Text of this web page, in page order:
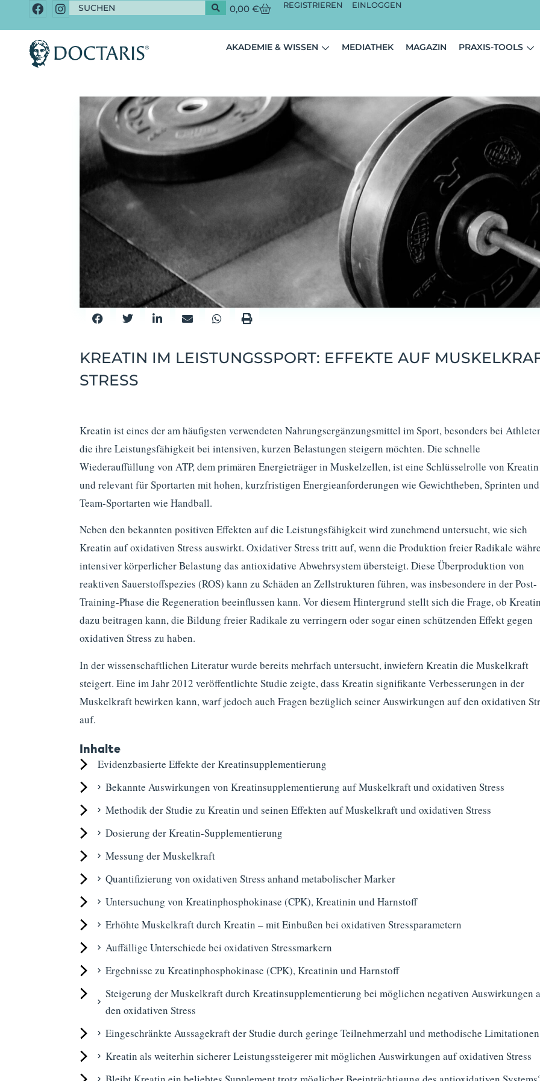
0,00€ REGISTRIEREN EINLOGGEN
AKADEMIE & WISSEN MEDIATHEK MAGAZIN PRAXIS-TOOLS
KREATIN IM LEISTUNGSSPORT: EFFEKTE AUF
STRESS
Kreatin ist eines der am häufigsten verwendeten Nahrungsergänzungsmittel im Sport, besonders bei
die ihre Leistungsfähigkeit bei intensiven, kurzen Belastungen steigern möchten. Die schnelle
Wiederauffüllung von ATP, dem primären Energieträger in Muskelzellen, ist eine Schlüsselrolle von Kreatin
und relevant für Sportarten mit hohen, kurzfristigen Energieanforderungen wie Gewichtheben, Sprinten und
Team-Sportarten wie Handball.
Neben den bekannten positiven Effekten auf die Leistungsfähigkeit wird zunehmend untersucht, wie sich
Kreatin auf oxidativen Stress auswirkt. Oxidativer Stress tritt auf, wenn die Produktion freier Radikale
intensiver körperlicher Belastung das antioxidative Abwehrsystem übersteigt. Diese Überproduktion von
reaktiven Sauerstoffspezies (ROS) kann zu Schäden an Zellstrukturen führen, was insbesondere in der Post-
Training-Phase die Regeneration beeinflussen kann. Vor diesem Hintergrund stellt sich die Frage, ob
dazu beitragen kann, die Bildung freier Radikale zu verringern oder sogar einen schützenden Effekt gegen
oxidativen Stress zu haben.
In der wissenschaftlichen Literatur wurde bereits mehrfach untersucht, inwiefern Kreatin die Muskelkraft
steigert. Eine im Jahr 2012 veröffentlichte Studie zeigte, dass Kreatin signifikante Verbesserungen in der
Muskelkraft bewirken kann, warf jedoch auch Fragen bezüglich seiner Auswirkungen auf den oxidativen
auf.
Inhalte
Evidenzbasierte Effekte der Kreatinsupplementierung
Bekannte Auswirkungen von Kreatinsupplementierung auf Muskelkraft und oxidativen Stress
Methodik der Studie zu Kreatin und seinen Effekten auf Muskelkraft und oxidativen Stress
Dosierung der Kreatin-Supplementierung
Messung der Muskelkraft
Quantifizierung von oxidativen Stress anhand metabolischer Marker
Untersuchung von Kreatinphosphokinase (CPK), Kreatinin und Harnstoff
Erhöhte Muskelkraft durch Kreatin – mit Einbußen bei oxidativen Stressparametern
Auffällige Unterschiede bei oxidativen Stressmarkern
Ergebnisse zu Kreatinphosphokinase (CPK), Kreatinin und Harnstoff
Steigerung der Muskelkraft durch Kreatinsupplementierung bei möglichen negativen Auswirkungen
den oxidativen Stress
Eingeschränkte Aussagekraft der Studie durch geringe Teilnehmerzahl und methodische Limitationen
Kreatin als weiterhin sicherer Leistungssteigerer mit möglichen Auswirkungen auf oxidativen Stress